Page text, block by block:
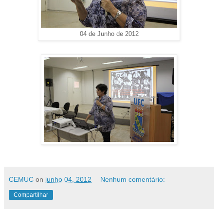
04 de Junho de 2012
CEMUC on junho 04, 2012 Nenhum comentário:
Compartilhar